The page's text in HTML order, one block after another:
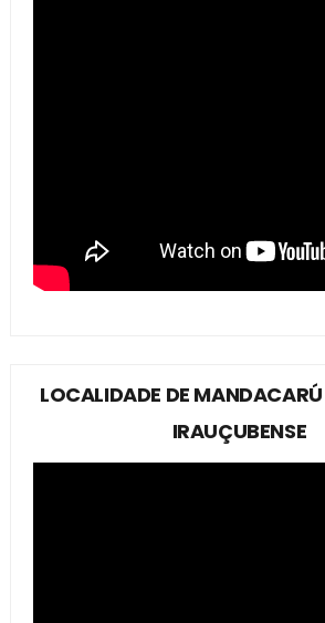
LOCALIDADE DE
IRAUÇUBENSE